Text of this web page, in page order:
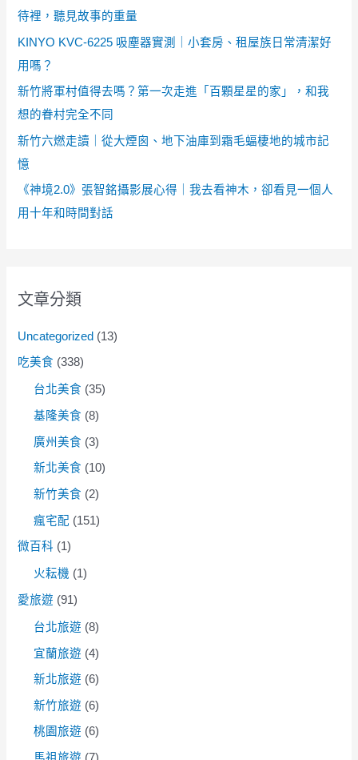
待裡，聽見故事的重量
KINYO KVC-6225 吸塵器實測｜小套房、租屋族日常清潔好
用嗎？
新竹將軍村值得去嗎？第一次走進「百顆星星的家」，和我
想的眷村完全不同
新竹六燃走讀｜從大煙囪、地下油庫到霜毛蝠棲地的城市記
憶
《神境2.0》張智銘攝影展心得｜我去看神木，卻看見一個人
用十年和時間對話
文章分類
Uncategorized (13)
吃美食 (338)
台北美食 (35)
基隆美食 (8)
廣州美食 (3)
新北美食 (10)
新竹美食 (2)
瘋宅配 (151)
微百科 (1)
火耘機 (1)
愛旅遊 (91)
台北旅遊 (8)
宜蘭旅遊 (4)
新北旅遊 (6)
新竹旅遊 (6)
桃園旅遊 (6)